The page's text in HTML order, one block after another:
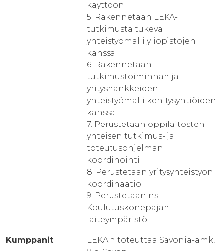
käyttöön
5. Rakennetaan LEKA-
tutkimusta tukeva
yhteistyömalli yliopistojen
kanssa
6. Rakennetaan
tutkimustoiminnan ja
yrityshankkeiden
yhteistyömalli kehitysyhtiöiden
kanssa
7. Perustetaan oppilaitosten
yhteisen tutkimus- ja
toteutusohjelman
koordinointi
8. Perustetaan yritysyhteistyön
koordinaatio
9. Perustetaan ns.
Koulutuskonepajan
laiteympäristö
Kumppanit
LEKA:n toteuttaa Savonia-amk,